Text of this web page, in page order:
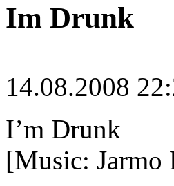
Im Drunk
14.08.2008
I’m Drunk
[Music: Jarmo